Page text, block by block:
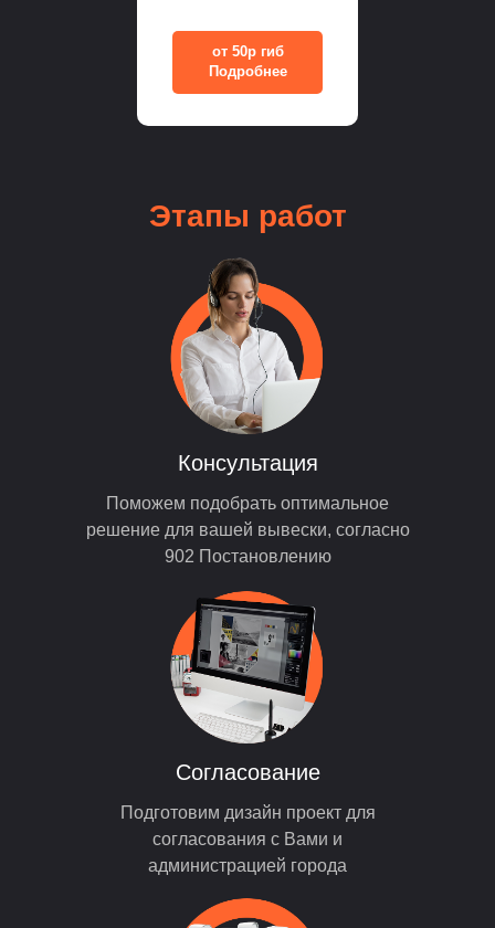
от 50р гиб
Подробнее
Этапы работ
Поможем подобрать оптимальное
решение для вашей вывески, согласно
902 Постановлению
Консультация
Подготовим дизайн проект для
согласования с Вами и
администрацией города
Согласование